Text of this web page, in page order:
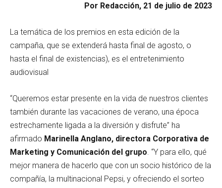
Por Redacción, 21 de julio de 2023
La temática de los premios en esta edición de la
campaña, que se extenderá hasta final de agosto, o
hasta el final de existencias), es el entretenimiento
audiovisual
“Queremos estar presente en la vida de nuestros clientes
también durante las vacaciones de verano, una época
estrechamente ligada a la diversión y disfrute” ha
afirmado Marinella Anglano, directora Corporativa de
Marketing y Comunicación del grupo . “Y para ello, qué
mejor manera de hacerlo que con un socio histórico de la
compañía, la multinacional Pepsi, y ofreciendo el sorteo